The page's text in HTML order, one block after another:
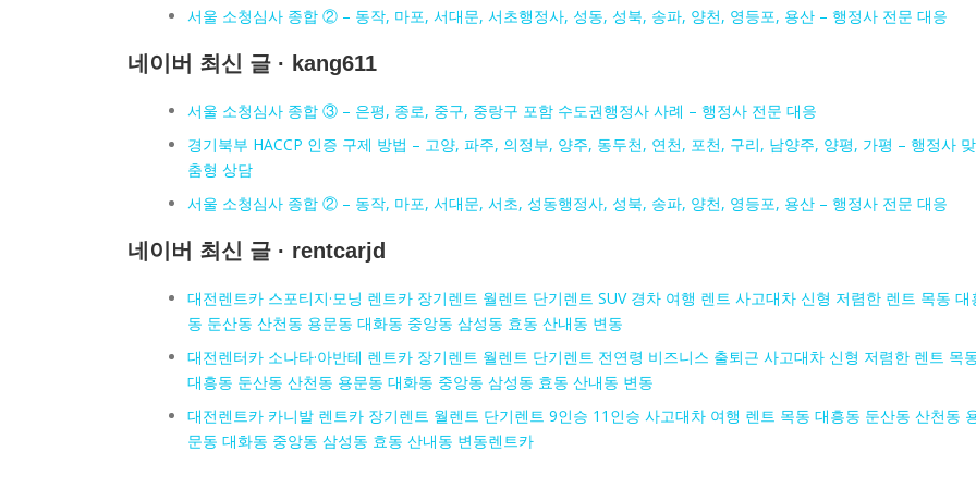
서울 소청심사 종합 ② – 동작, 마포, 서대문, 서초행정사, 성동, 성북, 송파, 양천, 영등포, 용산 – 행정사 전문 대응
네이버 최신 글 · kang611
서울 소청심사 종합 ③ – 은평, 종로, 중구, 중랑구 포함 수도권행정사 사례 – 행정사 전문 대응
경기북부 HACCP 인증 구제 방법 – 고양, 파주, 의정부, 양주, 동두천, 연천, 포천, 구리, 남양주, 양평, 가평 – 행정사 맞
춤형 상담
서울 소청심사 종합 ② – 동작, 마포, 서대문, 서초, 성동행정사, 성북, 송파, 양천, 영등포, 용산 – 행정사 전문 대응
네이버 최신 글 · rentcarjd
대전렌트카 스포티지·모닝 렌트카 장기렌트 월렌트 단기렌트 SUV 경차 여행 렌트 사고대차 신형 저렴한 렌트 목동 대
동 둔산동 산천동 용문동 대화동 중앙동 삼성동 효동 산내동 변동
대전렌터카 소나타·아반테 렌트카 장기렌트 월렌트 단기렌트 전연령 비즈니스 출퇴근 사고대차 신형 저렴한 렌트 목
대흥동 둔산동 산천동 용문동 대화동 중앙동 삼성동 효동 산내동 변동
대전렌트카 카니발 렌트카 장기렌트 월렌트 단기렌트 9인승 11인승 사고대차 여행 렌트 목동 대흥동 둔산동 산천동
문동 대화동 중앙동 삼성동 효동 산내동 변동렌트카